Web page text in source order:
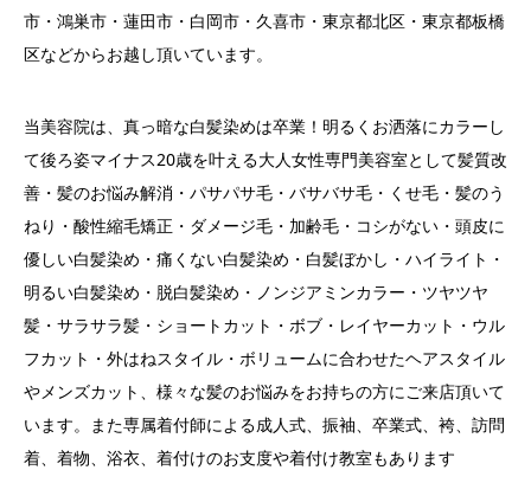
市・鴻巣市・蓮田市・白岡市・久喜市・東京都北区・東京都板橋
区などからお越し頂いています。
当美容院は、真っ暗な白髪染めは卒業！明るくお洒落にカラーし
て後ろ姿マイナス20歳を叶える大人女性専門美容室として髪質改
善・髪のお悩み解消・パサパサ毛・バサバサ毛・くせ毛・髪のう
ねり・酸性縮毛矯正・ダメージ毛・加齢毛・コシがない・頭皮に
優しい白髪染め・痛くない白髪染め・白髪ぼかし・ハイライト・
明るい白髪染め・脱白髪染め・ノンジアミンカラー・ツヤツヤ
髪・サラサラ髪・ショートカット・ボブ・レイヤーカット・ウル
フカット・外はねスタイル・ボリュームに合わせたヘアスタイル
やメンズカット、様々な髪のお悩みをお持ちの方にご来店頂いて
います。また専属着付師による成人式、振袖、卒業式、袴、訪問
着、着物、浴衣、着付けのお支度や着付け教室もあります